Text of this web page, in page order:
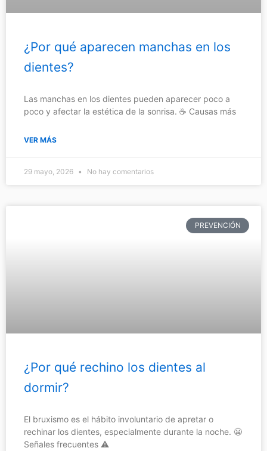
¿Por qué aparecen manchas en los
dientes?
Las manchas en los dientes pueden aparecer poco a
poco y afectar la estética de la sonrisa. ☕ Causas más
VER MÁS
29 mayo, 2026 No hay comentarios
PREVENCIÓN
¿Por qué rechino los dientes al
dormir?
El bruxismo es el hábito involuntario de apretar o
rechinar los dientes, especialmente durante la noche. 😬
Señales frecuentes ⚠️